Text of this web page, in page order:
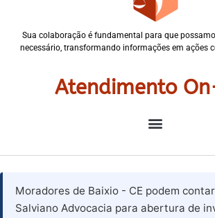
Sua colaboração é fundamental para que
necessário, transformando informações em ações
Atendimento
Moradores de Baixio - CE podem
Salviano Advocacia para abertura de